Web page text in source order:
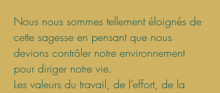
Nous nous sommes tellement éloignés de
cette sagesse en pensant que nous
devions contrôler notre environnement
pour diriger notre vie.
Les valeurs du travail, de l’effort, de la